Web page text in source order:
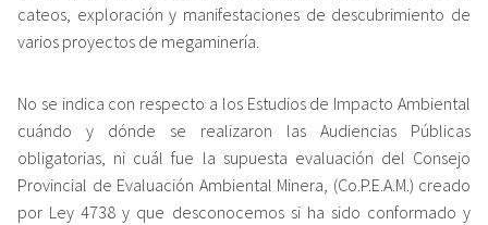
cateos, exploración y manifestaciones de descubrimiento de
varios proyectos de megaminería.
No se indica con respecto a los Estudios de Impacto Ambiental
cuándo y dónde se realizaron las Audiencias Públicas
obligatorias, ni cuál fue la supuesta evaluación del Consejo
Provincial de Evaluación Ambiental Minera, (Co.P.E.A.M.) creado
por Ley 4738 y que desconocemos si ha sido conformado y